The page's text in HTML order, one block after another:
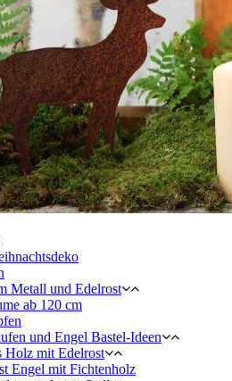
Metall und Edelrost
ab 120 cm
und Engel Bastel-Ideen
Holz mit Edelrost
Engel mit Fichtenholz